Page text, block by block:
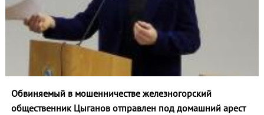
Обвиняемый в мошенничестве железногорский
общественник Цыганов отправлен под домашний арест